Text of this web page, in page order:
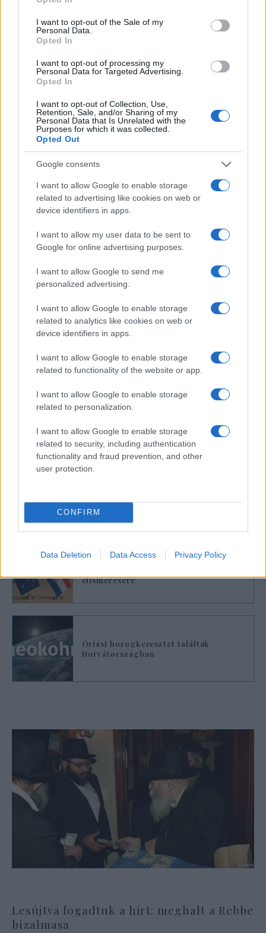
use your data for below specified purposes in below Google
consent section.
I want to opt-out of the Sale of my
Personal Data.
Opted In
I want to opt-out of processing my
Personal Data for Targeted Advertising.
Opted In
I want to opt-out of Collection, Use,
Retention, Sale, and/or Sharing of my
Personal Data that Is Unrelated with the
Purposes for which it was collected.
Opted Out
Google consents
I want to allow Google to enable storage
related to advertising like cookies on web or
device identifiers in apps.
I want to allow my user data to be sent to
Google for online advertising purposes.
I want to allow Google to send me
personalized advertising.
I want to allow Google to enable storage
related to analytics like cookies on web or
device identifiers in apps.
I want to allow Google to enable storage
related to functionality of the website or app.
I want to allow Google to enable storage
related to personalization.
I want to allow Google to enable storage
related to security, including authentication
functionality and fraud prevention, and other
user protection.
CONFIRM
Data Deletion Data Access Privacy Policy
kijelentést tett. 2025 októberében Milanovic
megtagadta a találkozót Gideon Száár
külügyminiszterrel, amikor az hivatalos
látogatást tett Zágrábban. Mint mondta,
Száár látogatása elfogadhatatlan, amíg Izrael
folytatja a „gázai nép elleni népirtást”.
„Ha találkoztam volna valakivel
abból a kormányból, az azt
jelentette volna, hogy elfogadom
Izrael erőszakát, etnikai
tisztogatását és háborús bűneit”
– mondta Milanović. Ezt követően, 2026
márciusában Száár „elfogadhatatlan” és
Milanovićot, miután a horvát elnök
kijelentette: „Nem akarjuk, hogy mások
fertőzései és kórokozói Horvátországba
kerüljenek, sem az izraeliekéi, sem az
irániakéi.”
Száár akkor az X-en azt írta: „A horvát elnök
sértő retorikája elfogadhatatlan. Izraelről és a
cionizmusról szóló, gyűlöletet sugárzó
kijelentései antiszemita szemléletet
tükröznek.”
Fotó: NurPhoto via AFP
Új-Zéland és Horvátország nemet
elismerésére
Óriási horogkeresztet találtak
Horvátországban
Lesújtva fogadtuk a hírt: meghalt a Rebbe
bizalmasa